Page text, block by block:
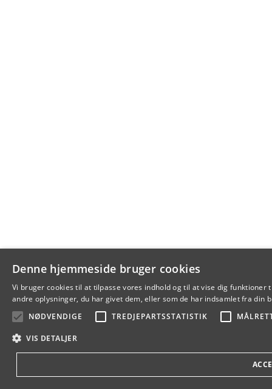
Denne hjemmeside bruger cookies
Vi bruger cookies til at tilpasse vores indhold og til at vise dig
andre oplysninger, du har givet dem, eller som de har indsamlet fra din
NØDVENDIGE
TREDJEPARTSSTATISTIK
VIS DETALJER